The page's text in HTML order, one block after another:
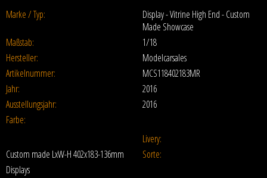
Marke / Typ:
Display - Vitrine High End - Custom
Made Showcase
Maßstab:
1/18
Hersteller:
Modelcarsales
Artikelnummer:
MCS118402183MR
Jahr:
2016
Ausstellungsjahr:
2016
Farbe:
Livery:
Custom made LxW-H 402x183-136mm
Sorte:
Displays